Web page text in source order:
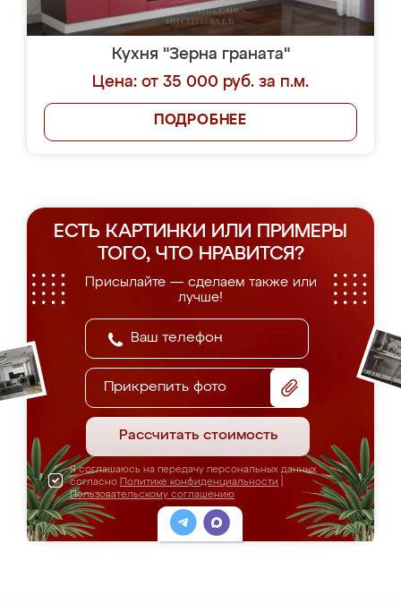
Кухня "Зерна граната"
Цена: от 35 000 руб. за п.м.
ПОДРОБНЕЕ
ЕСТЬ КАРТИНКИ ИЛИ ПРИМЕРЫ
ТОГО, ЧТО НРАВИТСЯ?
Присылайте — сделаем также или
лучше!
Прикрепить фото
Рассчитать стоимость
Я соглашаюсь на передачу персональных данных
согласно Политике конфиденциальности
Пользовательскому соглашению